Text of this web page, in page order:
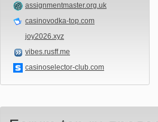
assignmentmaster.org.uk
casinovodka-top.com
joy2026.xyz
vibes.rusff.me
casinoselector-club.com